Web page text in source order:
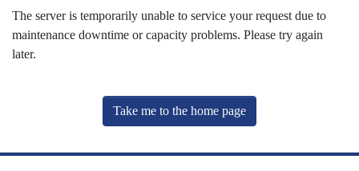
The server is temporarily unable to service your request due to
maintenance downtime or capacity problems. Please try again
later.
Take me to the home page